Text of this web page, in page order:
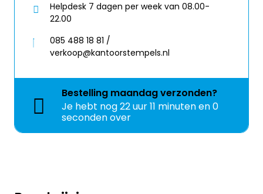
Helpdesk 7 dagen per week van 08.00-
22.00
085 488 18 81 /
verkoop@kantoorstempels.nl
Bestelling maandagverzonden?
Je hebt nog22 uur 11 minuten en 0
seconden over